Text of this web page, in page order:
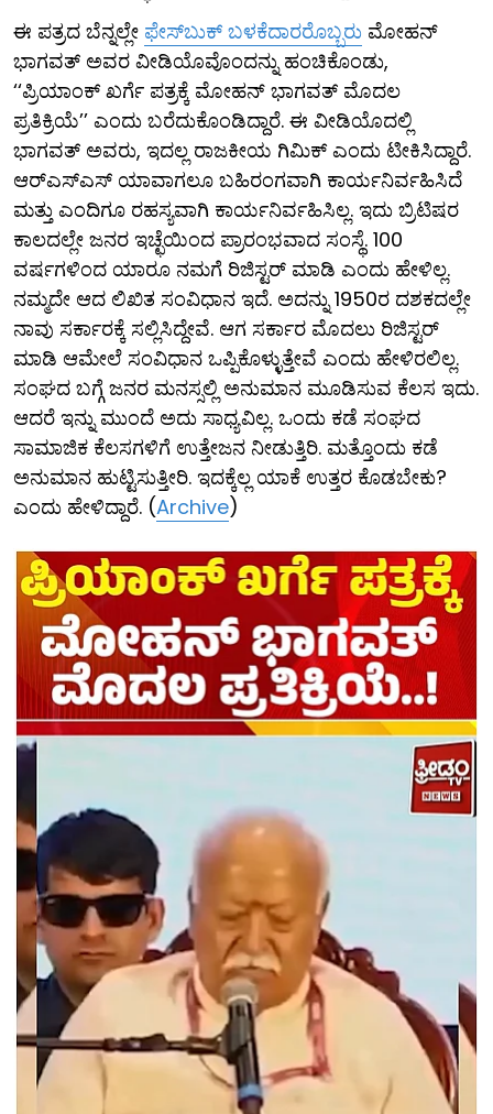
ಈ ಪತ್ರದ ಬೆನ್ನಲ್ಲೇ ಫೇಸ್​ಬುಕ್ ಬಳಕೆದಾರರೊಬ್ಬರು ಮೋಹನ್
ಭಾಗವತ್ ಅವರ ವೀಡಿಯೊವೊಂದನ್ನು ಹಂಚಿಕೊಂಡು,
‘‘ಪ್ರಿಯಾಂಕ್ ಖರ್ಗೆ ಪತ್ರಕ್ಕೆ ಮೋಹನ್ ಭಾಗವತ್ ಮೊದಲ
ಪ್ರತಿಕ್ರಿಯೆ’’ ಎಂದು ಬರೆದುಕೊಂಡಿದ್ದಾರೆ. ಈ ವೀಡಿಯೊದಲ್ಲಿ
ಭಾಗವತ್ ಅವರು, ಇದಲ್ಲ ರಾಜಕೀಯ ಗಿಮಿಕ್ ಎಂದು ಟೀಕಿಸಿದ್ದಾರೆ.
ಆರ್‌ಎಸ್‌ಎಸ್ ಯಾವಾಗಲೂ ಬಹಿರಂಗವಾಗಿ ಕಾರ್ಯನಿರ್ವಹಿಸಿದೆ
ಮತ್ತು ಎಂದಿಗೂ ರಹಸ್ಯವಾಗಿ ಕಾರ್ಯನಿರ್ವಹಿಸಿಲ್ಲ. ಇದು ಬ್ರಿಟಿಷರ
ಕಾಲದಲ್ಲೇ ಜನರ ಇಚ್ಛೆಯಿಂದ ಪ್ರಾರಂಭವಾದ ಸಂಸ್ಥೆ. 100
ವರ್ಷಗಳಿಂದ ಯಾರೂ ನಮಗೆ ರಿಜಿಸ್ಟರ್ ಮಾಡಿ ಎಂದು ಹೇಳಿಲ್ಲ.
ನಮ್ಮದೇ ಆದ ಲಿಖಿತ ಸಂವಿಧಾನ ಇದೆ. ಅದನ್ನು 1950ರ ದಶಕದಲ್ಲೇ
ನಾವು ಸರ್ಕಾರಕ್ಕೆ ಸಲ್ಲಿಸಿದ್ದೇವೆ. ಆಗ ಸರ್ಕಾರ ಮೊದಲು ರಿಜಿಸ್ಟರ್
ಮಾಡಿ ಆಮೇಲೆ ಸಂವಿಧಾನ ಒಪ್ಪಿಕೊಳ್ಳುತ್ತೇವೆ ಎಂದು ಹೇಳಿರಲಿಲ್ಲ.
ಸಂಘದ ಬಗ್ಗೆ ಜನರ ಮನಸ್ಸಲ್ಲಿ ಅನುಮಾನ ಮೂಡಿಸುವ ಕೆಲಸ ಇದು.
ಆದರೆ ಇನ್ನು ಮುಂದೆ ಅದು ಸಾಧ್ಯವಿಲ್ಲ. ಒಂದು ಕಡೆ ಸಂಘದ
ಸಾಮಾಜಿಕ ಕೆಲಸಗಳಿಗೆ ಉತ್ತೇಜ‌ನ‌ ನೀಡುತ್ತಿರಿ. ಮತ್ತೊಂದು ಕಡೆ
ಅನುಮಾನ ಹುಟ್ಟಿಸುತ್ತೀರಿ. ಇದಕ್ಕೆಲ್ಲ ಯಾಕೆ ಉತ್ತರ ಕೊಡಬೇಕು?
ಎಂದು ಹೇಳಿದ್ದಾರೆ. (Archive)